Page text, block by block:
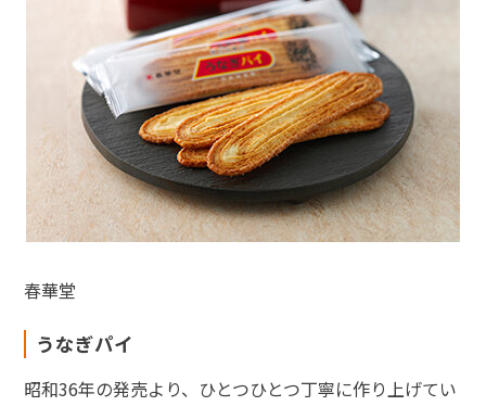
特産品や名産品たちを産地からみなさまのもとへお届けするサ
JR東海MARKET
楽天市場
auPayマーケット
東海新幹線の駅店舗で駅弁が受取れる駅弁予約サイトです。
春華堂
うなぎパイ
昭和36年の発売より、ひとつひとつ丁寧に作り上げてい